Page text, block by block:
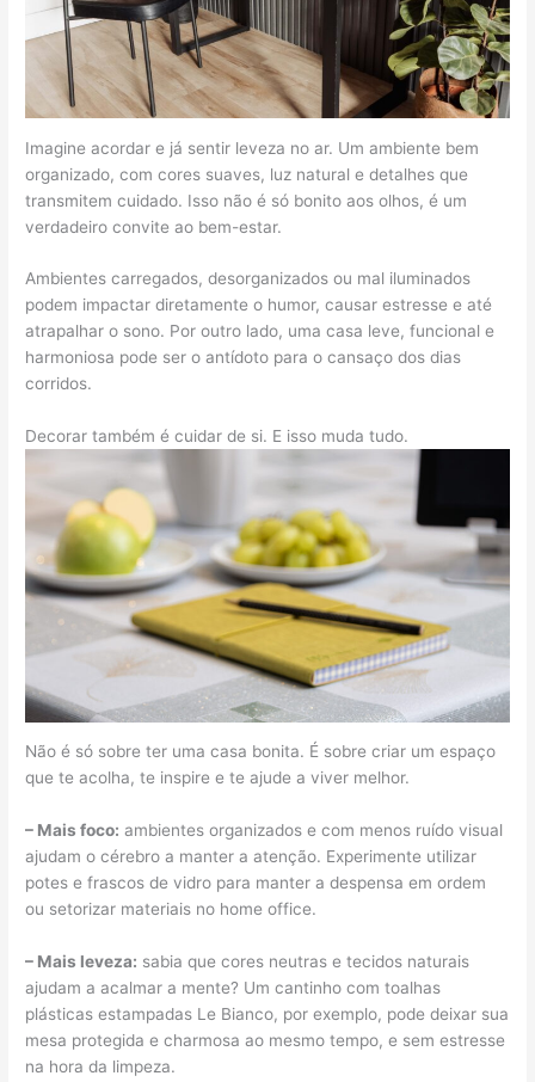
Imagine acordar e já sentir leveza no ar. Um ambiente bem
organizado, com cores suaves, luz natural e detalhes que
transmitem cuidado. Isso não é só bonito aos olhos, é um
verdadeiro convite ao bem-estar.
Ambientes carregados, desorganizados ou mal iluminados
podem impactar diretamente o humor, causar estresse e até
atrapalhar o sono. Por outro lado, uma casa leve, funcional e
harmoniosa pode ser o antídoto para o cansaço dos dias
corridos.
Decorar também é cuidar de si. E isso muda tudo.
Não é só sobre ter uma casa bonita. É sobre criar um espaço
que te acolha, te inspire e te ajude a viver melhor.
– Mais foco: ambientes organizados e com menos ruído visual
ajudam o cérebro a manter a atenção. Experimente utilizar
potes e frascos de vidro para manter a despensa em ordem
ou setorizar materiais no home office.
– Mais leveza: sabia que cores neutras e tecidos naturais
ajudam a acalmar a mente? Um cantinho com toalhas
plásticas estampadas Le Bianco, por exemplo, pode deixar sua
mesa protegida e charmosa ao mesmo tempo, e sem estresse
na hora da limpeza.